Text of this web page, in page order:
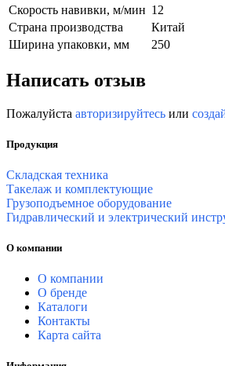
Скорость навивки, м/мин 12
Страна производства
Китай
Ширина упаковки, мм
250
Написать отзыв
Пожалуйста авторизируйтесь или
Продукция
Складская техника
Такелаж и комплектующие
Грузоподъемное оборудование
Гидравлический и электрический
О компании
О компании
О бренде
Каталоги
Контакты
Карта сайта